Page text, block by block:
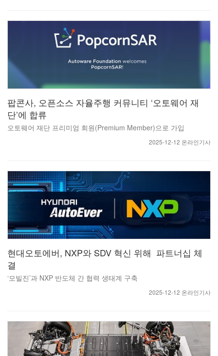
팝콘사, 오픈소스 자율주행 커뮤니티 ‘오토웨어 재
단’에 합류
오토웨어 재단 프리미엄 회원(Premium Member)으로 가입
2025-12-12 온라인기사
현대오토에버, NXP와 SDV 혁신 위해 파트너십 체
결
‘모빌진’과 NXP 반도체 간 협력 생태계 구축
2025-12-12 온라인기사